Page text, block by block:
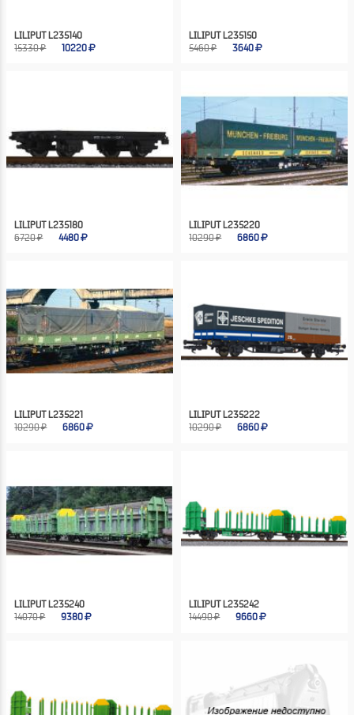
LILIPUT L235140
15330 ₽
10220
LILIPUT L235150
5460 ₽
3640
LILIPUT L235180
6720 ₽
4480
LILIPUT L235220
10290 ₽
6860
LILIPUT L235221
10290 ₽
6860
LILIPUT L235222
10290 ₽
6860
LILIPUT L235240
14070 ₽
9380
LILIPUT L235242
14490 ₽
9660